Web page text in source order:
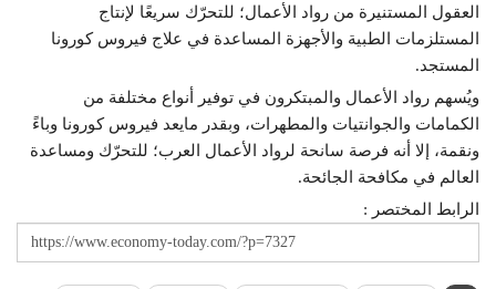
العقول المستنيرة من رواد الأعمال؛ للتحرّك سريعًا لإنتاج
المستلزمات الطبية والأجهزة المساعدة في علاج فيروس كورونا
المستجد.
ويُسهم رواد الأعمال والمبتكرون في توفير أنواع مختلفة من
الكمامات والجوانتيات والمطهرات، وبقدر مايعد فيروس كورونا وباءً
ونقمة، إلا أنه فرصة سانحة لرواد الأعمال العرب؛ للتحرّك ومساعدة
العالم في مكافحة الجائحة.
الرابط المختصر :